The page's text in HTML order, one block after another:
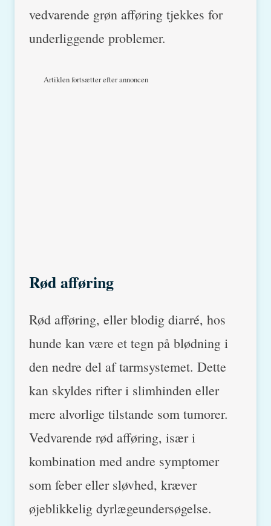
vedvarende grøn afføring tjekkes for
underliggende problemer.
Artiklen fortsætter efter annoncen
Rød afføring
Rød afføring, eller blodig diarré, hos
hunde kan være et tegn på blødning i
den nedre del af tarmsystemet. Dette
kan skyldes rifter i slimhinden eller
mere alvorlige tilstande som tumorer.
Vedvarende rød afføring, især i
kombination med andre symptomer
som feber eller sløvhed, kræver
øjeblikkelig dyrlægeundersøgelse.